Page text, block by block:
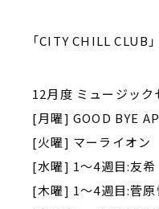
「CITY CHILL CLUB」
12月度 ミュージック
[月曜] GOOD BYE
[火曜] マーライオン
[水曜] 1～4週目:友
[木曜] 1～4週目:菅